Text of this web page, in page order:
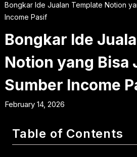
Bongkar Ide Jualan Template Notion
Income Pasif
Bongkar Ide
Notion yang Bisa
Sumber Income
February 14, 2026
Table of Contents